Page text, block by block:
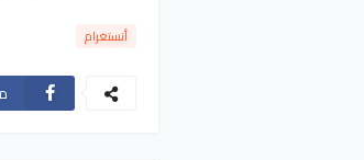
أنستغرام